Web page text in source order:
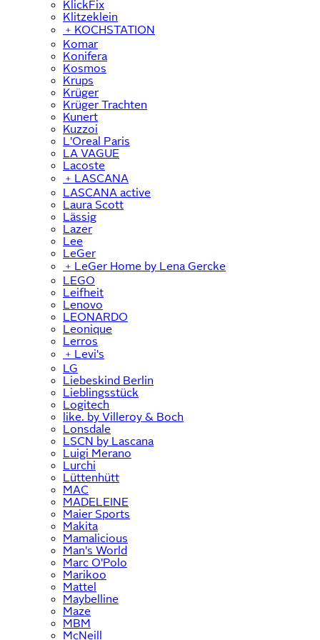
KlickFix
Klitzeklein
﹢ KOCHSTATION
Komar
Konifera
Kosmos
Krups
Krüger
Krüger Trachten
Kunert
Kuzzoi
L'Oreal Paris
LA VAGUE
Lacoste
﹢ LASCANA
LASCANA active
Laura Scott
Lässig
Lazer
Lee
LeGer
﹢ LeGer Home by Lena Gercke
LEGO
Leifheit
Lenovo
LEONARDO
Leonique
Lerros
﹢ Levi's
LG
Liebeskind Berlin
Lieblingsstück
Logitech
like. by Villeroy & Boch
Lonsdale
LSCN by Lascana
Luigi Merano
Lurchi
Lüttenhütt
MAC
MADELEINE
Maier Sports
Makita
Mamalicious
Man's World
Marc O'Polo
Marikoo
Mattel
Maybelline
Maze
MBM
McNeill